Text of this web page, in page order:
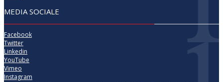
MEDIA SOCIALE
Facebook
Twitter
Linkedin
YouTube
Vimeo
Instagram